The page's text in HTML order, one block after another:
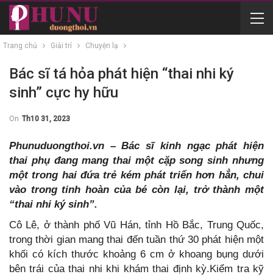
Trang chủ Giải trí Chuyện lạ
Bác sĩ tá hỏa phát hiện “thai nhi ký
sinh” cực hy hữu
On Th10 31, 2023
Phunuduongthoi.vn – Bác sĩ kinh ngạc phát hiện
thai phụ đang mang thai một cặp song sinh nhưng
một trong hai đứa trẻ kém phát triển hơn hẳn, chui
vào trong tinh hoàn của bé còn lại, trở thành một
“thai nhi ký sinh”.
Cô Lê, ở thành phố Vũ Hán, tỉnh Hồ Bắc, Trung Quốc,
trong thời gian mang thai đến tuần thứ 30 phát hiện một
khối có kích thước khoảng 6 cm ở khoang bụng dưới
bên trái của thai nhi khi khám thai định kỳ.Kiểm tra kỹ